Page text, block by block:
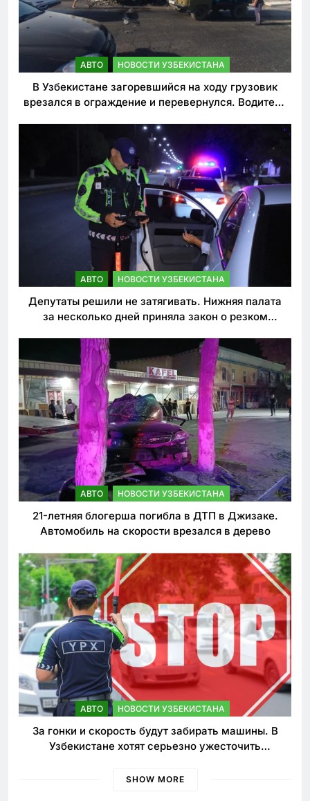
АВТО НОВОСТИ УЗБЕКИСТАНА
В Узбекистане загоревшийся на ходу грузовик
врезался в ограждение и перевернулся. Водитель
АВТО НОВОСТИ УЗБЕКИСТАНА
Депутаты решили не затягивать. Нижняя палата
за несколько дней приняла закон о резком
АВТО НОВОСТИ УЗБЕКИСТАНА
21-летняя блогерша погибла в ДТП в Джизаке.
Автомобиль на скорости врезался в дерево
АВТО НОВОСТИ УЗБЕКИСТАНА
За гонки и скорость будут забирать машины. В
Узбекистане хотят серьезно ужесточить
SHOW MORE